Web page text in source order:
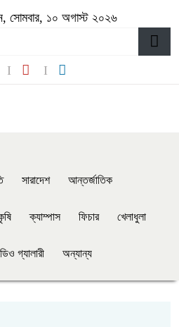
সোমবার, ১০ অগাস্ট ২০২৬
সারাদেশ আন্তর্জাতিক
ক্যাম্পাস ফিচার খেলাধুলা
গ্যালারী অন্যান্য